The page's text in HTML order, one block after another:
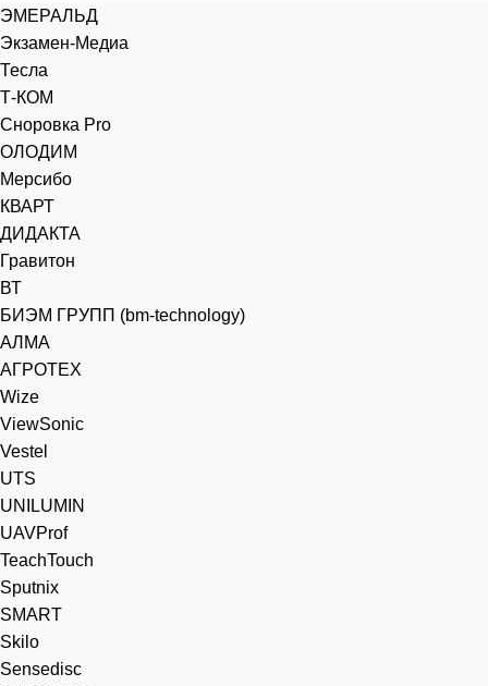
ЭМЕРАЛЬД
Экзамен-Медиа
Тесла
Т-КОМ
Сноровка Pro
ОЛОДИМ
Мерсибо
КВАРТ
ДИДАКТА
Гравитон
ВТ
БИЭМ ГРУПП (bm-technology)
АЛМА
АГРОТЕХ
Wize
ViewSonic
Vestel
UTS
UNILUMIN
UAVProf
TeachTouch
Sputnix
SMART
Skilo
Sensedisc